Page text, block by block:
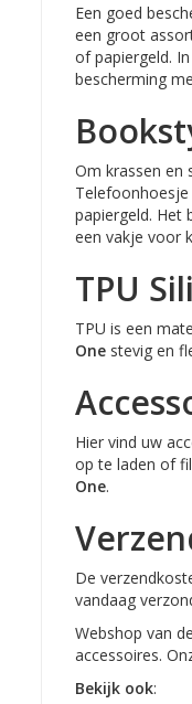
Een goed
een groot
of papiergeld.
bescherming
Om krassen en
papiergeld. Het
een vakje voor
TPU
TPU is een
Onestevig en
Hier vind uw
op te laden of
One.
De
vandaag
Webshop van
accessoires.
Bekijk ook: